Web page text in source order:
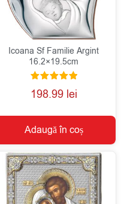
Icoana Sf Familie Argint
16.2×19.5cm
Evaluat la
5.00
198.99 lei
Adaugă în coș